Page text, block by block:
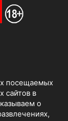
посещаемых
сайтов в
о